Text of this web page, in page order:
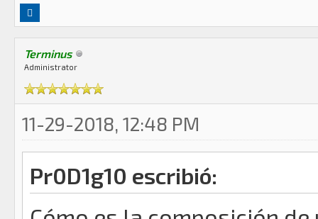
Terminus
Administrator
11-29-2018, 12:48 PM
Pr0D1g10 escribió: